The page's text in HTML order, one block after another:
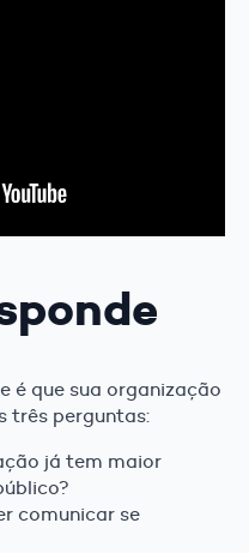
é que sua organização
três perguntas:
já tem maior
comunicar se